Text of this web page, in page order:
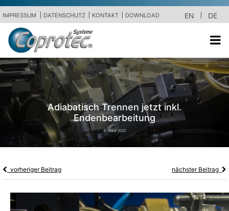
IMPRESSUM DATENSCHUTZ KONTAKT DOWNLOAD EN DE
Adiabatisch Trennen jetzt inkl.
Endenbearbeitung
3. März 2020
vorheriger Beitrag nächster Beitrag